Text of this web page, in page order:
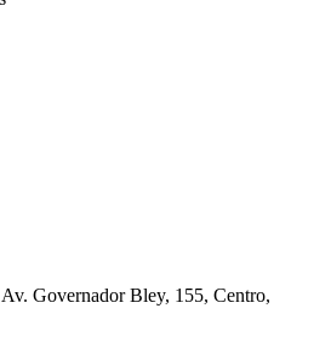
Governador Bley, 155, Centro,